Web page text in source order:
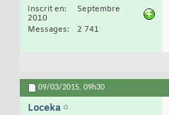
Inscrit en
Septembre
2010
Messages
2 741
09/03/2015, 09h30
Loceka